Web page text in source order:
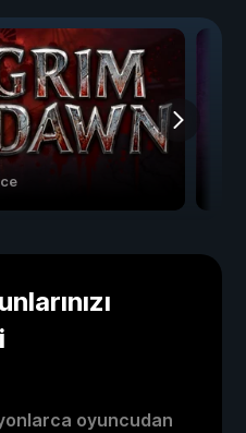
oyuncudan